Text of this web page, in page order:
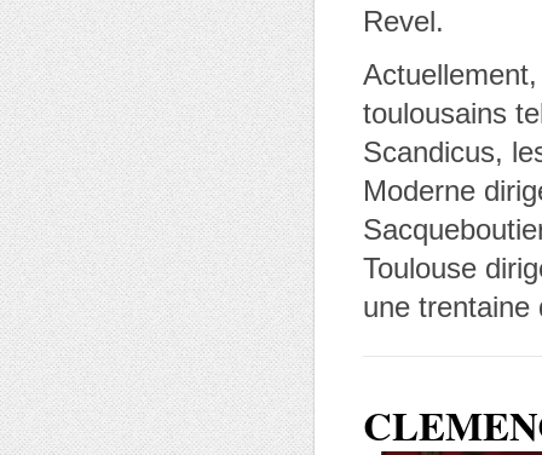
Revel.
toulousains
Scandicus,
Moderne
Toulouse
une trentaine